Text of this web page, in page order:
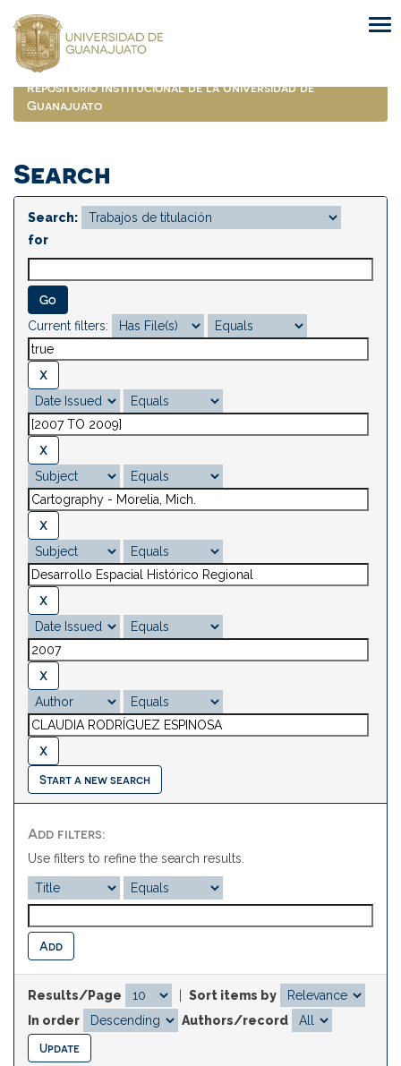
navigation
Repositorio Institucional de la Universidad de
Guanajuato
Search
Search:
for
Current filters:
Start a new search
Add filters:
Use filters to refine the search results.
Results/Page
Sort items by
In order
Authors/record